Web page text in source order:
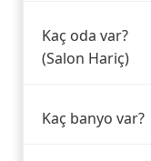
Kaç oda var?
(Salon Hariç)
Kaç banyo var?